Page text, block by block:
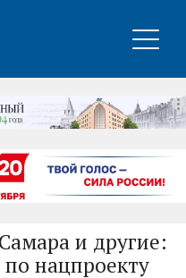
и другие:
по нацпроекту